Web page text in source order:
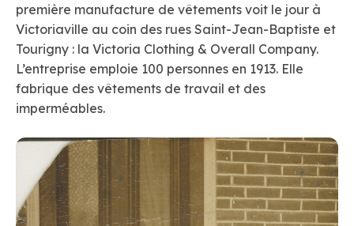
première manufacture de vêtements voit le jour à
Victoriaville au coin des rues Saint-Jean-Baptiste et
Tourigny : la Victoria Clothing & Overall Company.
L’entreprise emploie 100 personnes en 1913. Elle
fabrique des vêtements de travail et des
imperméables.